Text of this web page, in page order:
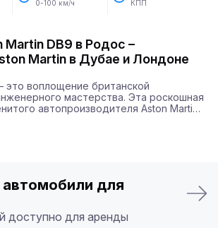
0-100 км/ч КПП
DB9 в Родос –
Martin в Дубае и Лондоне
это воплощение британской
мастерства. Эта роскошная
автопроизводителя Aston Martin
всему миру. Благодаря мощности
Rent?
аренду автомобилей премиум-
Мы гарантируем надежный
для
доступно для аренды